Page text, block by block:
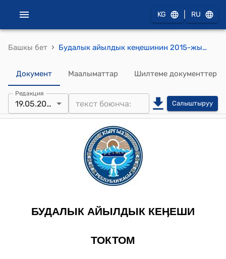
KG RU
Башкы бет › Будалык айылдык кеңешинин 2015-жылдын 19-майындагы № 16/1 "Жайыт комитетинин аткарып жаткан иштери жөнүндө" токтому
Документ Маалыматтар Шилтеме документтер
Редакция
19.05.2015 Салыштыруу